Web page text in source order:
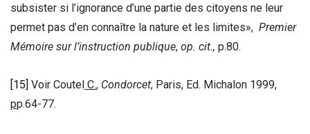
subsister si l’ignorance d’une partie des citoyens ne leur
permet pas d’en connaître la nature et les limites», Premier
Mémoire sur l’instruction publique, op. cit., p.80.
[15] Voir Coutel C., Condorcet, Paris, Ed. Michalon 1999,
pp.64-77.